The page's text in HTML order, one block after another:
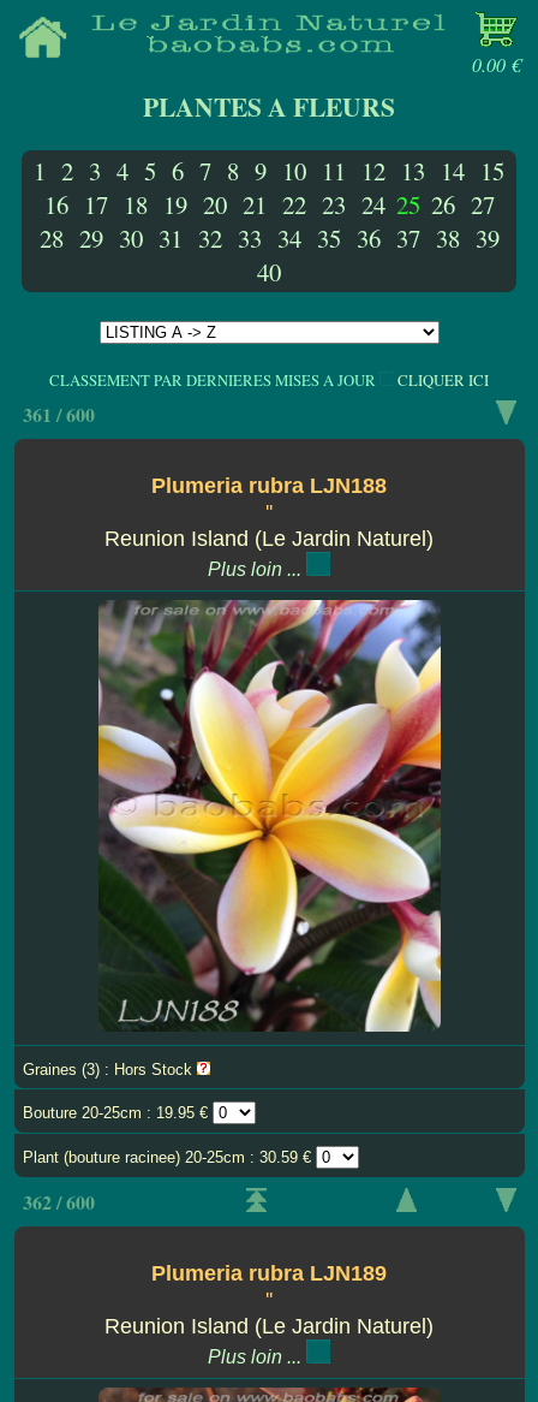
0.00 €
PLANTES A FLEURS
1 2 3 4 5 6 7 8 9 10 11 12 13 14 15
16 17 18 19 20 21 22 23 24 25 26 27
28 29 30 31 32 33 34 35 36 37 38 39
40
CLASSEMENT PAR DERNIERES MISES A JOUR CLIQUER ICI
361 / 600
Plumeria rubra LJN188
''
Reunion Island (Le Jardin Naturel)
Plus loin ...
Graines (3) : Hors Stock
Bouture 20-25cm : 19.95 €
Plant (bouture racinee) 20-25cm : 30.59 €
362 / 600
Plumeria rubra LJN189
''
Reunion Island (Le Jardin Naturel)
Plus loin ...